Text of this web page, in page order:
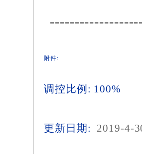
附件:
调控比例: 100%
更新日期: 2019-4-